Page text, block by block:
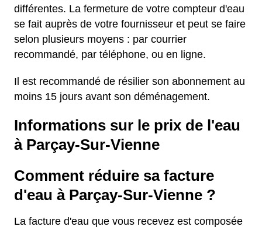
différentes. La fermeture de votre compteur d'eau
se fait auprès de votre fournisseur et peut se faire
selon plusieurs moyens : par courrier
recommandé, par téléphone, ou en ligne.
Il est recommandé de résilier son abonnement au
moins 15 jours avant son déménagement.
Informations sur le prix de l'eau
à Parçay-Sur-Vienne
Comment réduire sa facture
d'eau à Parçay-Sur-Vienne ?
La facture d'eau que vous recevez est composée